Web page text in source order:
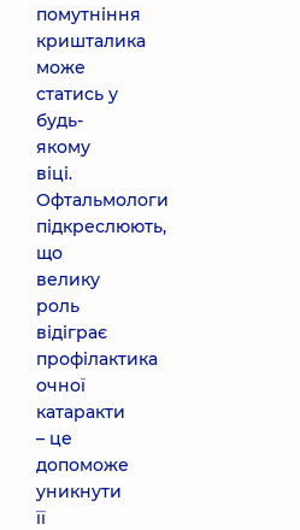
помутніння
кришталика
може
статись у
будь-
якому
віці.
Офтальмологи
підкреслюють,
що
велику
роль
відіграє
профілактика
очної
катаракти
– це
допоможе
уникнути
її